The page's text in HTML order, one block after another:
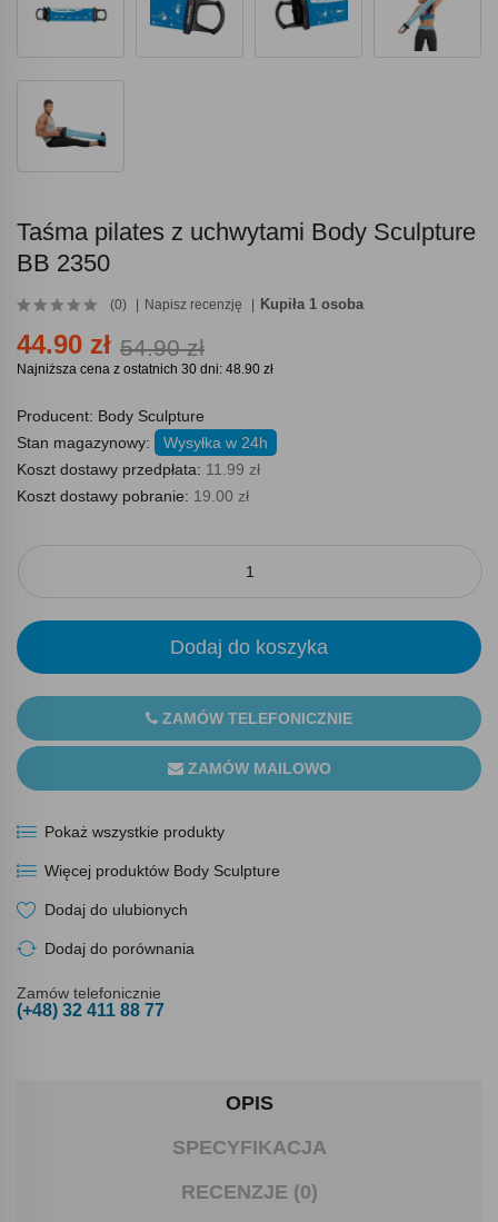
Taśma pilates z uchwytami Body Sculpture
BB 2350
(0) Napisz recenzję Kupiła 1 osoba
44.90 zł 54.90 zł
Najniższa cena z ostatnich 30 dni: 48.90 zł
Producent: Body Sculpture
Stan magazynowy:
Wysyłka w 24h
Koszt dostawy przedpłata: 11.99 zł
Koszt dostawy pobranie: 19.00 zł
Dodaj do koszyka
ZAMÓW TELEFONICZNIE
ZAMÓW MAILOWO
Pokaż wszystkie produkty
Więcej produktów Body Sculpture
Dodaj do ulubionych
Dodaj do porównania
Zamów telefonicznie
(+48) 32 411 88 77
OPIS
SPECYFIKACJA
RECENZJE (0)